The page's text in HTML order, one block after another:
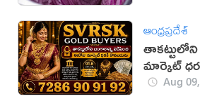
ఆంధ్రప్రదేశ్
మార్కెట్
Aug